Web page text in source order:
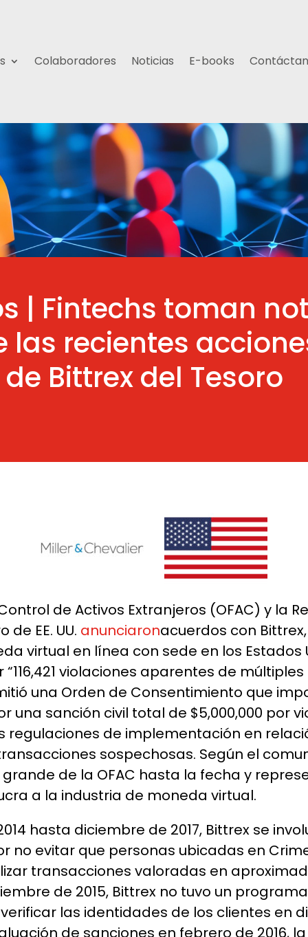
Colaboradores Noticias E-books
| Fintechs toman
las recientes
Bittrex del Tesoro
de Activos Extranjeros (OFAC) y la
EE. UU. anunciaronacuerdos con
virtual en línea con sede en los Estados
“116,421 violaciones aparentes de
una Orden de Consentimiento que
una sanción civil total de $5,000,000 por
regulaciones de implementación en
sospechosas. Según el
de la OFAC hasta la fecha y
a la industria de moneda virtual.
hasta diciembre de 2017, Bittrex se
evitar que personas ubicadas en
transacciones valoradas en
de 2015, Bittrex no tuvo un
las identidades de los clientes en
de sanciones en febrero de 2016,